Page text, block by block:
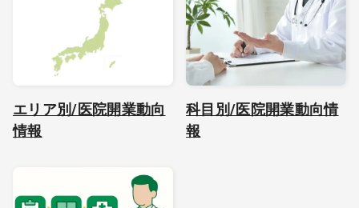
エリア別/医院開業動向
情報
科目別/医院開業動向情
報